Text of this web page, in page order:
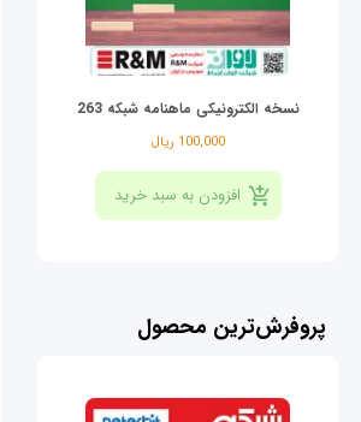
نسخه الکترونیکی ماهنامه شبکه 263
100,000 ریال
پروفرش‌ترین محصول